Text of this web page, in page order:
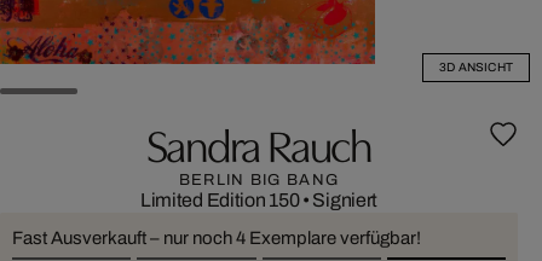
3D ANSICHT
Sandra Rauch
BERLIN BIG BANG
Limited Edition 150• Signiert
Fast Ausverkauft – nur noch 4 Exemplare verfügbar!